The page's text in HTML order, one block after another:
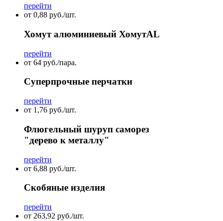
перейти
от 0,88 руб./шт.
Хомут алюминиевый ХомутAL
перейти
от 64 руб./пара.
Суперпрочные перчатки
перейти
от 1,76 руб./шт.
Флюгельный шуруп саморез
"дерево к металлу"
перейти
от 6,88 руб./шт.
Скобяные изделия
перейти
от 263,92 руб./шт.